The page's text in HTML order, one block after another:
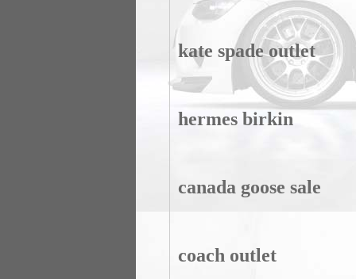
kate spade outlet
hermes birkin
canada goose sale
coach outlet